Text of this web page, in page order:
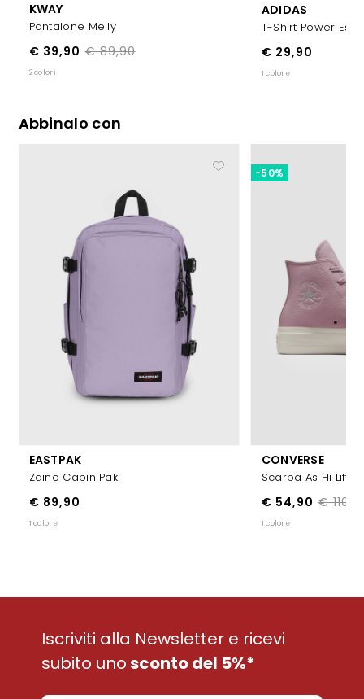
KWAY
Pantalone Melly
€ 89,90
€ 39,90
2 colori
ADIDAS
T-Shirt Power Ess
€ 29,90
1 colore
Abbinalo con
EASTPAK
Zaino Cabin Pak
€ 89,90
1 colore
CONVERSE
Scarpa As Hi Lift
€
€ 54,90
-50%
1 colore
Iscriviti alla Newsletter e ricevi
subito unosconto del 5%*